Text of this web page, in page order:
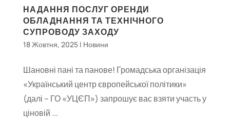
НАДАННЯ ПОСЛУГ ОРЕНДИ
ОБЛАДНАННЯ ТА ТЕХНІЧНОГО
СУПРОВОДУ ЗАХОДУ
18 Жовтня, 2025| Новини
Шановні пані та панове! Громадська організація
«Український центр європейської політики»
(далі – ГО «УЦЄП») запрошує вас взяти участь у
ціновій ...